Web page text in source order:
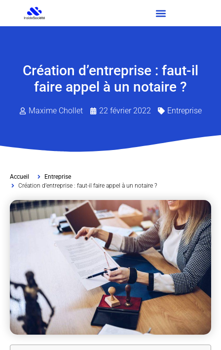
Création d’entreprise : faut-il
faire appel à un notaire ?
Maxime Chollet 22 février 2022 Entreprise
Accueil
Entreprise
Création d’entreprise : faut-il faire appel à un notaire ?